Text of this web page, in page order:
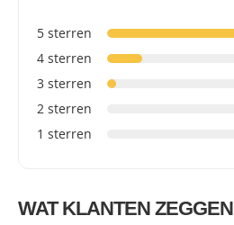
5 sterren
4 sterren
3 sterren
2 sterren
1 sterren
WAT KLANTEN ZEGGEN